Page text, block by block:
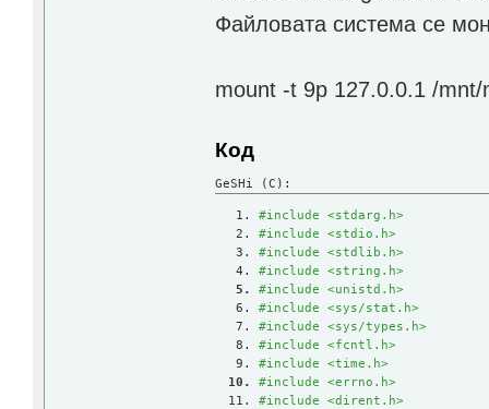
Файловата система се
mount -t 9p 127.0.0.1 /
Код
GeSHi (C):
#include <stdarg.h>
#include <stdio.h>
#include <stdlib.h>
#include <string.h>
#include <unistd.h>
#include <sys/stat.h>
#include <sys/types.h>
#include <fcntl.h>
#include <time.h>
#include <errno.h>
#include <dirent.h>